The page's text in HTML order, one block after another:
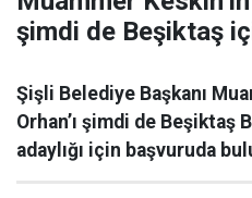
şimdi de Beşiktaş
Şişli Belediye Başkanı
Orhan’ı şimdi de Beşiktaş
adaylığı için başvuruda